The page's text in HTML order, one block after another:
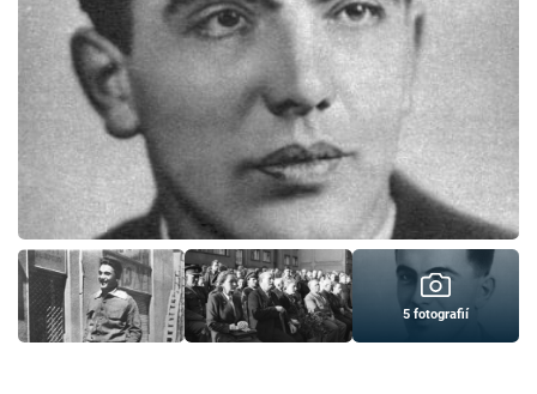
Pořady
TV Program
Časopis
Sledujte prima+
Přihlášení
5 fotografií